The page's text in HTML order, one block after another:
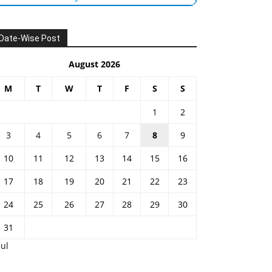
Wise Post
August 2026
M T W T F S S
1
2
3
4 5 6 7 8
9
10
11 12 13 14 15
16
17
18 19 20 21 22
23
24
25 26 27 28 29
30
31